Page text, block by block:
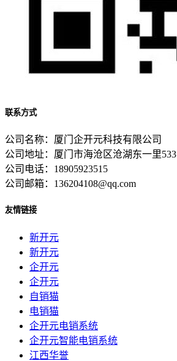
联系方式
公司名称：厦门企开元科技有限公司
公司地址：厦门市海沧区沧湖东一里533
公司电话：18905923515
公司邮箱：136204108@qq.com
友情链接
新开元
新开元
企开元
企开元
自销猫
电销猫
企开元电销系统
企开元智能电销系统
江西华誉